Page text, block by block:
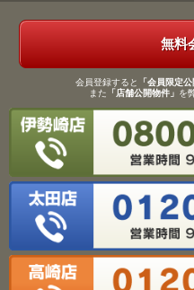
無料
会員登録すると 「会員限定公
また 「店舗公開物件」 を